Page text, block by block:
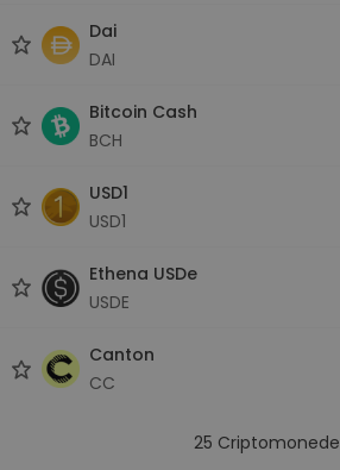
Dai
DAI
Bitcoin Cash
BCH
USD1
USD1
Ethena USDe
USDE
Canton
CC
25 Criptomonede